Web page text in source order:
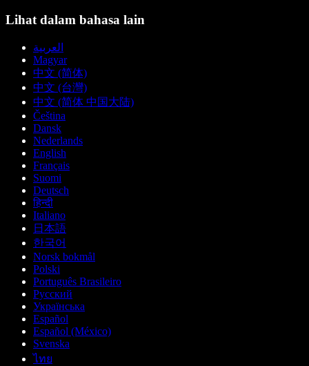
Lihat dalam bahasa lain
العربية
Magyar
中文 (简体)
中文 (台灣)
中文 (简体 中国大陆)
Čeština
Dansk
Nederlands
English
Français
Suomi
Deutsch
हिन्दी
Italiano
日本語
한국어
Norsk bokmål
Polski
Português Brasileiro
Русский
Українська
Español
Español (México)
Svenska
ไทย